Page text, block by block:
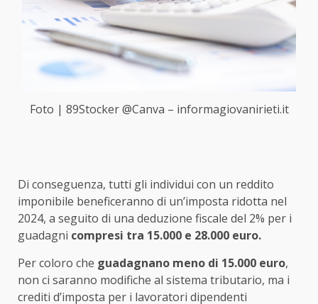
Foto | 89Stocker @Canva – informagiovanirieti.it
Di conseguenza, tutti gli individui con un reddito
imponibile beneficeranno di un’imposta ridotta nel
2024, a seguito di una deduzione fiscale del 2% per i
guadagni compresi tra 15.000 e 28.000 euro.
Per coloro che guadagnano meno di 15.000 euro,
non ci saranno modifiche al sistema tributario, ma i
crediti d’imposta per i lavoratori dipendenti